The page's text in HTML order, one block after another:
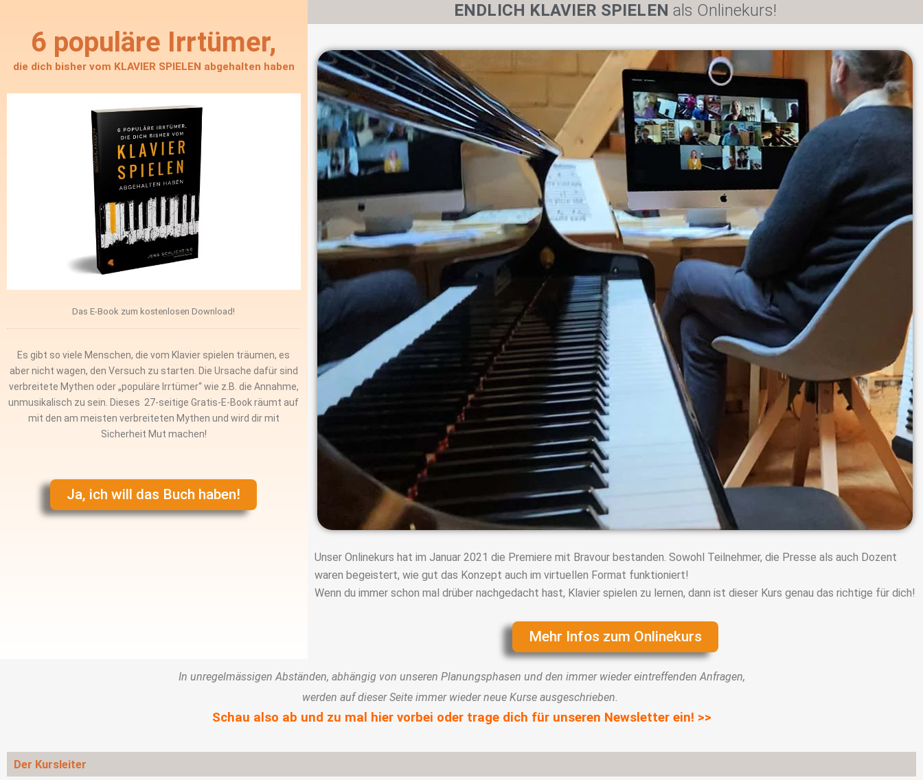
6 populäre Irrtümer,
die dich bisher vom KLAVIER SPIELEN abgehalten haben
Das E-Book zum kostenlosen Download!
Es gibt so viele Menschen, die vom Klavier spielen träumen, es
aber nicht wagen, den Versuch zu starten. Die Ursache dafür sind
verbreitete Mythen oder „populäre Irrtümer“ wie z.B. die Annahme,
unmusikalisch zu sein. Dieses 27-seitige Gratis-E-Book räumt auf
mit den am meisten verbreiteten Mythen und wird dir mit
Sicherheit Mut machen!
Ja, ich will das Buch haben!
ENDLICH KLAVIER SPIELEN als Onlinekurs!
Unser Onlinekurs hat im Januar 2021 die Premiere mit Bravour bestanden. Sowohl Teilnehmer, die Presse als auch Dozent
waren begeistert, wie gut das Konzept auch im virtuellen Format funktioniert!
Wenn du immer schon mal drüber nachgedacht hast, Klavier spielen zu lernen, dann ist dieser Kurs genau das richtige für dich!
Mehr Infos zum Onlinekurs
In unregelmässigen Abständen, abhängig von unseren Planungsphasen und den immer wieder eintreffenden Anfragen,
werden auf dieser Seite immer wieder neue Kurse ausgeschrieben.
Schau also ab und zu mal hier vorbei oder trage dich für unseren Newsletter ein! >>
Der Kursleiter